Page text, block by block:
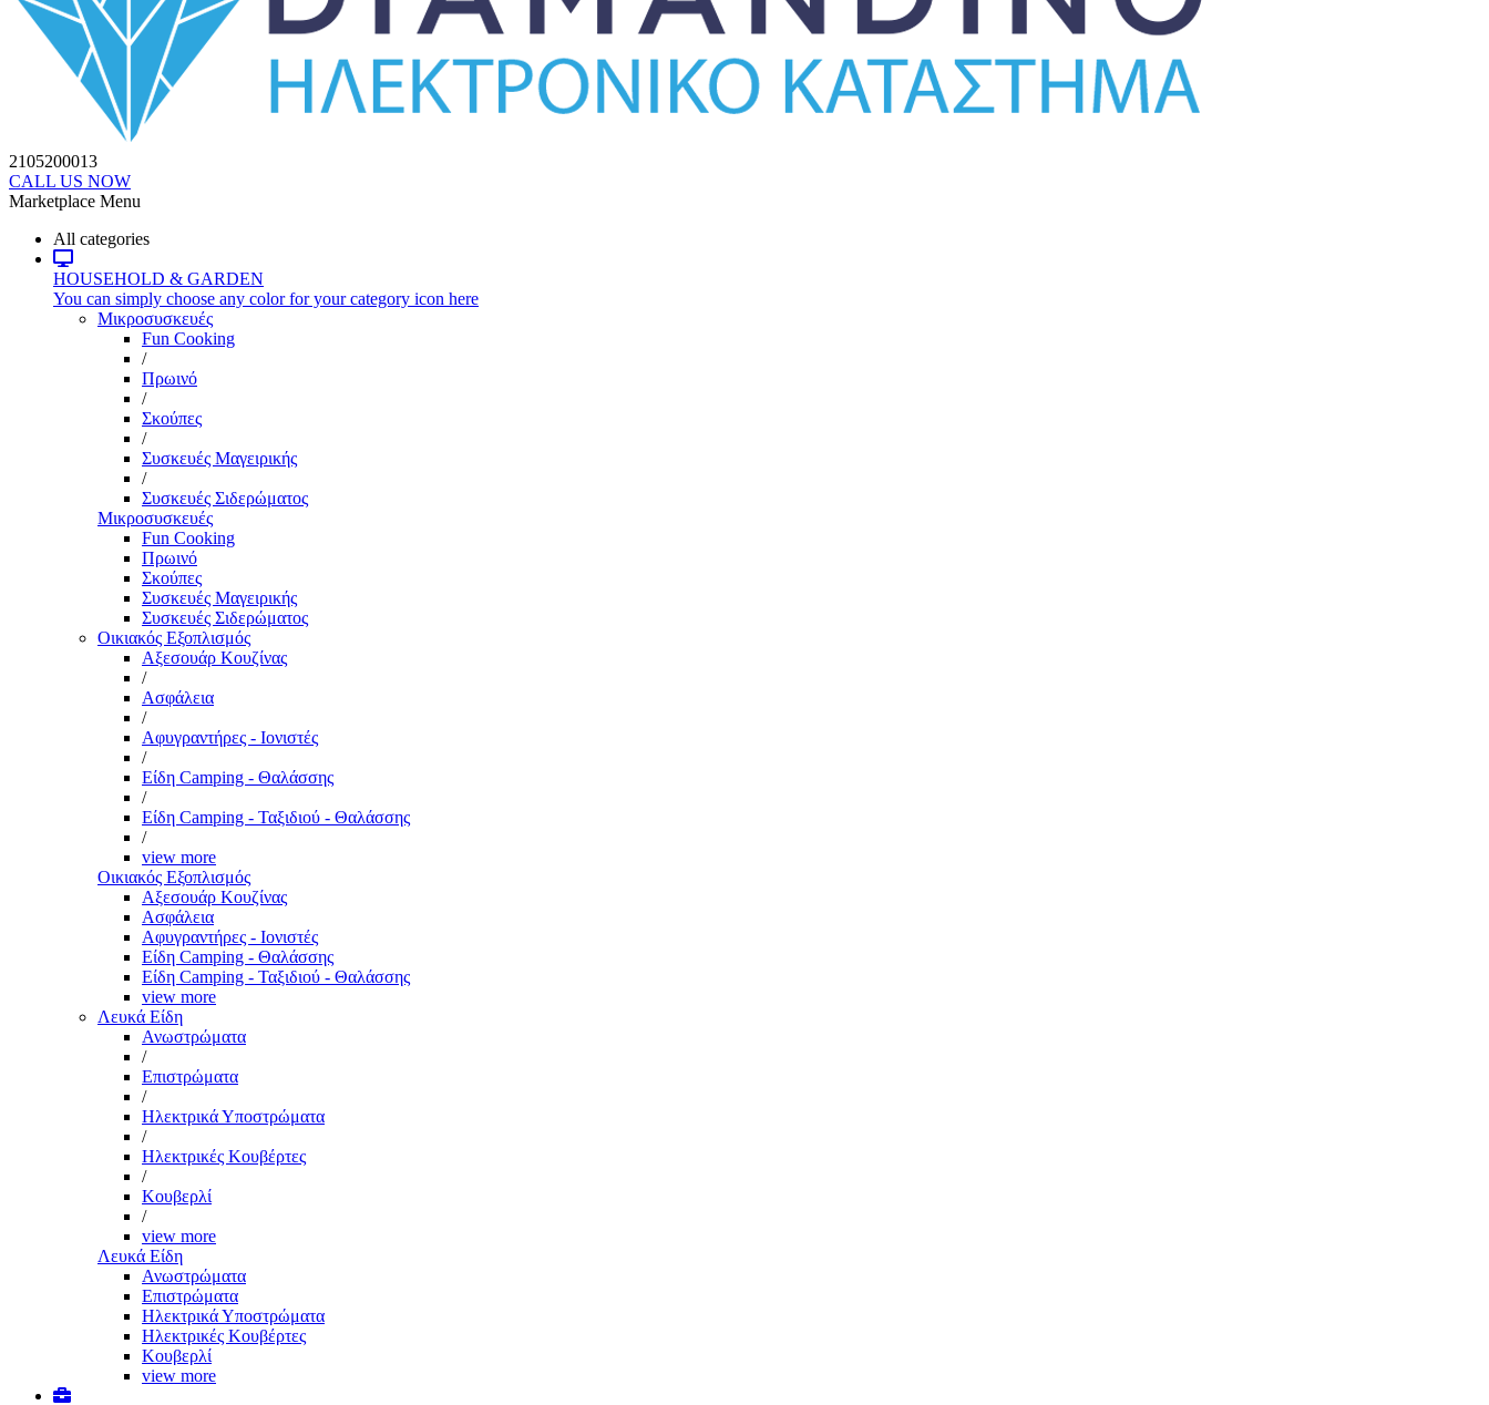
2105200013
CALL US NOW
Marketplace Menu
All categories
HOUSEHOLD & GARDEN
You can simply choose any color for your category icon here
Μικροσυσκευές
Fun Cooking
/
Πρωινό
/
Σκούπες
/
Συσκευές Μαγειρικής
/
Συσκευές Σιδερώματος
Μικροσυσκευές
Fun Cooking
Πρωινό
Σκούπες
Συσκευές Μαγειρικής
Συσκευές Σιδερώματος
Οικιακός Εξοπλισμός
Αξεσουάρ Κουζίνας
/
Ασφάλεια
/
Αφυγραντήρες - Ιονιστές
/
Είδη Camping - Θαλάσσης
/
Είδη Camping - Ταξιδιού - Θαλάσσης
/
view more
Οικιακός Εξοπλισμός
Αξεσουάρ Κουζίνας
Ασφάλεια
Αφυγραντήρες - Ιονιστές
Είδη Camping - Θαλάσσης
Είδη Camping - Ταξιδιού - Θαλάσσης
view more
Λευκά Είδη
Ανωστρώματα
/
Επιστρώματα
/
Ηλεκτρικά Υποστρώματα
/
Ηλεκτρικές Κουβέρτες
/
Κουβερλί
/
view more
Λευκά Είδη
Ανωστρώματα
Επιστρώματα
Ηλεκτρικά Υποστρώματα
Ηλεκτρικές Κουβέρτες
Κουβερλί
view more